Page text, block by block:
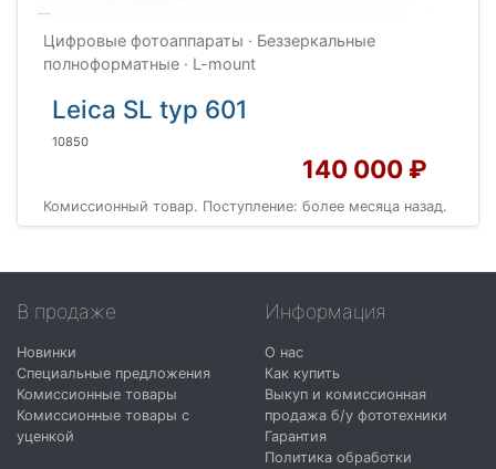
Цифровые фотоаппараты · Беззеркальные
полноформатные · L-mount
Leica SL typ 601
10850
140 000 ₽
Комиссионный товар. Поступление: более месяца назад.
В продаже
Новинки
Специальные предложения
Комиссионные товары
Комиссионные товары с
уценкой
Информация
О нас
Как купить
Выкуп и комиссионная
продажа б/у фототехники
Гарантия
Политика обработки